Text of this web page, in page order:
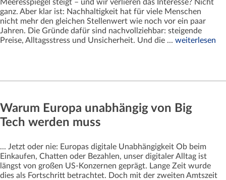
Meeresspiegel steigt – und wir verlieren das Interesse? Nicht
ganz. Aber klar ist: Nachhaltigkeit hat für viele Menschen
nicht mehr den gleichen Stellenwert wie noch vor ein paar
Jahren. Die Gründe dafür sind nachvollziehbar: steigende
Preise, Alltagsstress und Unsicherheit. Und die ... weiterlesen
Warum Europa unabhängig von Big
Tech werden muss
... Jetzt oder nie: Europas digitale Unabhängigkeit Ob beim
Einkaufen, Chatten oder Bezahlen, unser digitaler Alltag ist
längst von großen US-Konzernen geprägt. Lange Zeit wurde
dies als Fortschritt betrachtet. Doch mit der zweiten Amtszeit